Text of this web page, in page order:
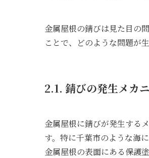
金属屋根の錆びは見た目の
ことで、どのような問題が
2.1. 錆びの発生メカ
金属屋根に錆びが発生する
す。特に千葉市のような海
金属屋根の表面にある保護